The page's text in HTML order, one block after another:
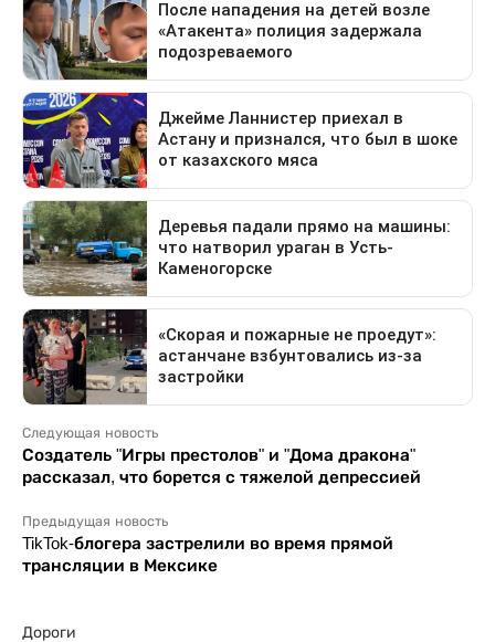
Следующая новость
Создатель "Игры престолов" и "Дома дракона"
рассказал, что борется с тяжелой депрессией
Предыдущая новость
TikTok-блогера застрелили во время прямой
трансляции в Мексике
Дороги